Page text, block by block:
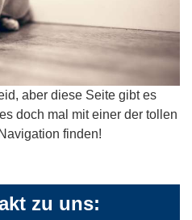
aber diese Seite gibt es
doch mal mit einer der tollen
finden!
zu uns: